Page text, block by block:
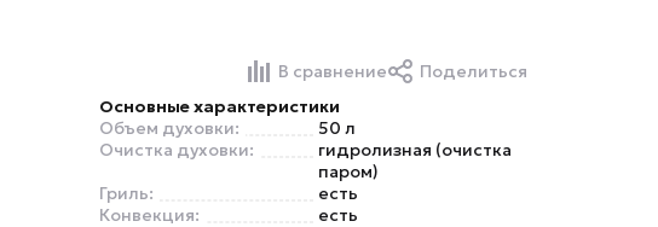
В сравнение Поделиться
Основные характеристики
Объем духовки:
50 л
Очистка духовки:
гидролизная (очистка
паром)
Гриль:
есть
Конвекция:
есть